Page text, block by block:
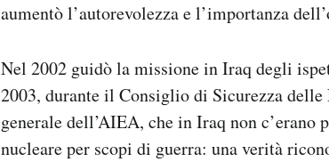
aumentò l’autorevolezza e l’importanza
Nel 2002 guidò la missione in Iraq degli
2003, durante il Consiglio di Sicurezza
generale dell’AIEA, che in Iraq non c’erano
nucleare per scopi di guerra: una verità